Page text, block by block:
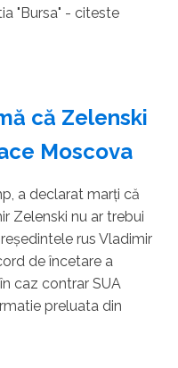
"Bursa" - citeste
că Zelenski
Moscova
a declarat marţi că
Zelenski nu ar trebui
rus Vladimir
de încetare a
caz contrar SUA
preluata din